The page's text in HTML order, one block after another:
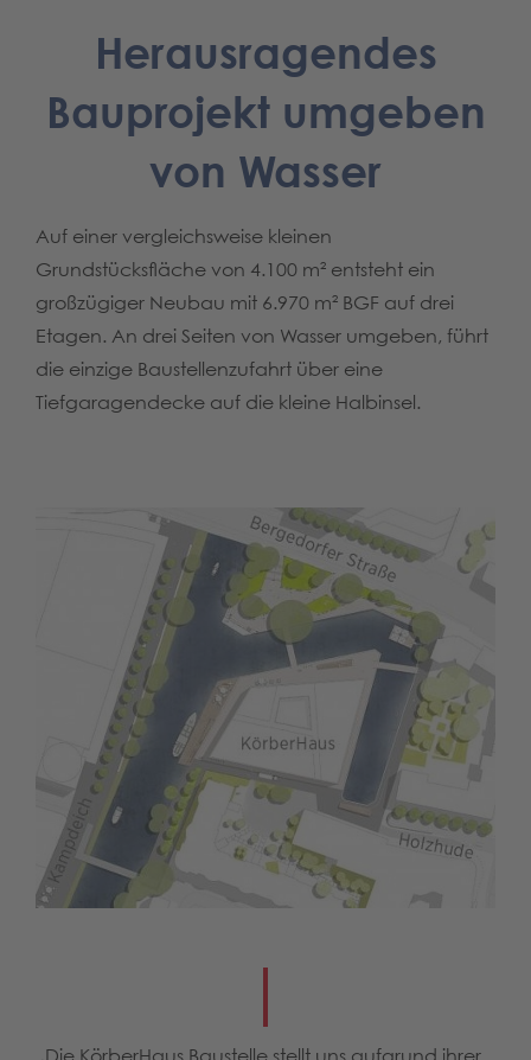
Herausragendes
Bauprojekt umgeben
von Wasser
Auf einer vergleichsweise kleinen
Grundstücksfläche von 4.100 m² entsteht ein
großzügiger Neubau mit 6.970 m² BGF auf drei
Etagen. An drei Seiten von Wasser umgeben, führt
die einzige Baustellenzufahrt über eine
Tiefgaragendecke auf die kleine Halbinsel.
„Die KörberHaus Baustelle stellt uns aufgrund ihrer